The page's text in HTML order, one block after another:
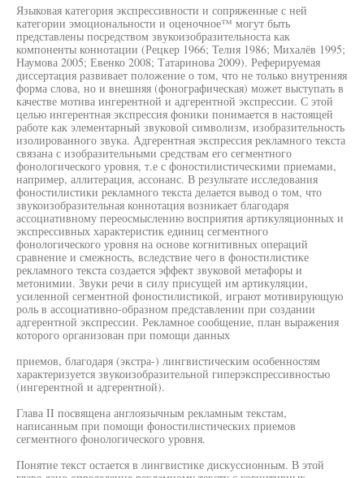
Языковая категория экспрессивности и сопряженные с ней
категории эмоциональности и оценочное™ могут быть
представлены посредством звукоизобразительноста как
компоненты коннотации (Рецкер 1966; Телия 1986; Михалёв 1995;
Наумова 2005; Евенко 2008; Татаринова 2009). Реферируемая
диссертация развивает положение о том, что не только внутренняя
форма слова, но и внешняя (фонографическая) может выступать в
качестве мотива ингерентной и адгерентной экспрессии. С этой
целью ингерентная экспрессия фоники понимается в настоящей
работе как элементарный звуковой символизм, изобразительность
изолированного звука. Адгерентная экспрессия рекламного текста
связана с изобразительными средствам его сегментного
фонологического уровня, т.е с фоностилистическими приемами,
например, аллитерация, ассонанс. В результате исследования
фоностилистики рекламного текста делается вывод о том, что
звукоизобразительная коннотация возникает благодаря
ассоциативному переосмыслению восприятия артикуляционных и
экспрессивных характеристик единиц сегментного
фонологического уровня на основе когнитивных операций
сравнение и смежность, вследствие чего в фоностилистике
рекламного текста создается эффект звуковой метафоры и
метонимии. Звуки речи в силу присущей им артикуляции,
усиленной сегментной фоностилистикой, играют мотивирующую
роль в ассоциативно-образном представлении при создании
адгерентной экспрессии. Рекламное сообщение, план выражения
которого организован при помощи данных
приемов, благодаря (экстра-) лингвистическим особенностям
характеризуется звукоизобразительной гиперэкспрессивностью
(ингерентной и адгерентной).
Глава II посвящена англоязычным рекламным текстам,
написанным при помощи фоностилистических приемов
сегментного фонологического уровня.
Понятие текст остается в лингвистике дискуссионным. В этой